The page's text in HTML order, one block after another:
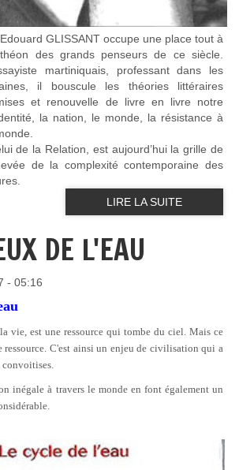
GLISSANT occupe une place tout à
des grands penseurs de ce siècle.
martiniquais, professant dans les
il bouscule les théories littéraires
et renouvelle de livre en livre notre
la nation, le monde, la résistance à
de la Relation, est aujourd’hui la grille de
de la complexité contemporaine des
LIRE LA SUITE
DE L'EAU
- 05:16
vie, est une ressource qui tombe du ciel. Mais ce
ressource. C'est ainsi un enjeu de civilisation qui a
inégale à travers le monde en font également un